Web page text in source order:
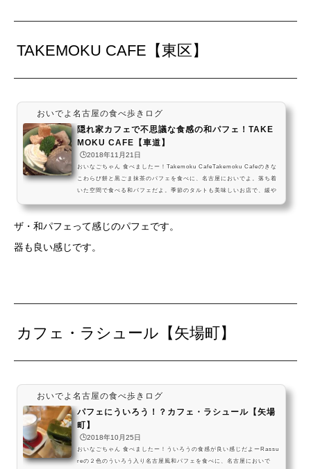
TAKEMOKU CAFE【東区】
おいでよ名古屋の食べ歩きログ
隠れ家カフェで不思議な食感の和パフェ！TAKE
MOKU CAFE【車道】
🕒️2018年11月21日
おいなごちゃん 食べましたー！Takemoku CafeTakemoku Cafeのきな
こわらび餅と黒ごま抹茶のパフェを食べに、名古屋においでよ。落ち着
いた空間で食べる和パフェだよ。季節のタルトも美味しいお店で、緩や
こちら Takemoku Cafeは、名古屋市営地下鉄桜通線の車道駅から少し
を散策するついでに和パフェを食べてひとやすみ...
ザ・和パフェって感じのパフェです。
器も良い感じです。
カフェ・ラシュール【矢場町】
おいでよ名古屋の食べ歩きログ
パフェにういろう！？カフェ・ラシュール【矢場
町】
🕒️2018年10月25日
おいなごちゃん 食べましたー！ういろうの食感が良い感じだよーRassu
reの２色のういろう入り名古屋風和パフェを食べに、名古屋においで